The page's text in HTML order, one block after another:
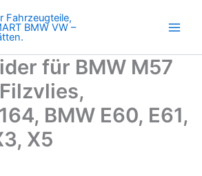
für BMW M57
BMW E60, E61,
X5
11127793164,
BMW
E60,
E61,
3er,
5er,
X3,
X5
Menge